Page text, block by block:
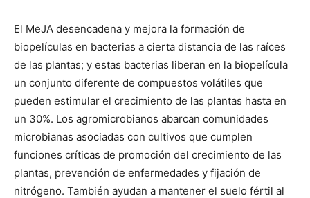
El MeJA desencadena y mejora la formación de
biopelículas en bacterias a cierta distancia de las raíces
de las plantas; y estas bacterias liberan en la biopelícula
un conjunto diferente de compuestos volátiles que
pueden estimular el crecimiento de las plantas hasta en
un 30%. Los agromicrobianos abarcan comunidades
microbianas asociadas con cultivos que cumplen
funciones críticas de promoción del crecimiento de las
plantas, prevención de enfermedades y fijación de
nitrógeno. También ayudan a mantener el suelo fértil al